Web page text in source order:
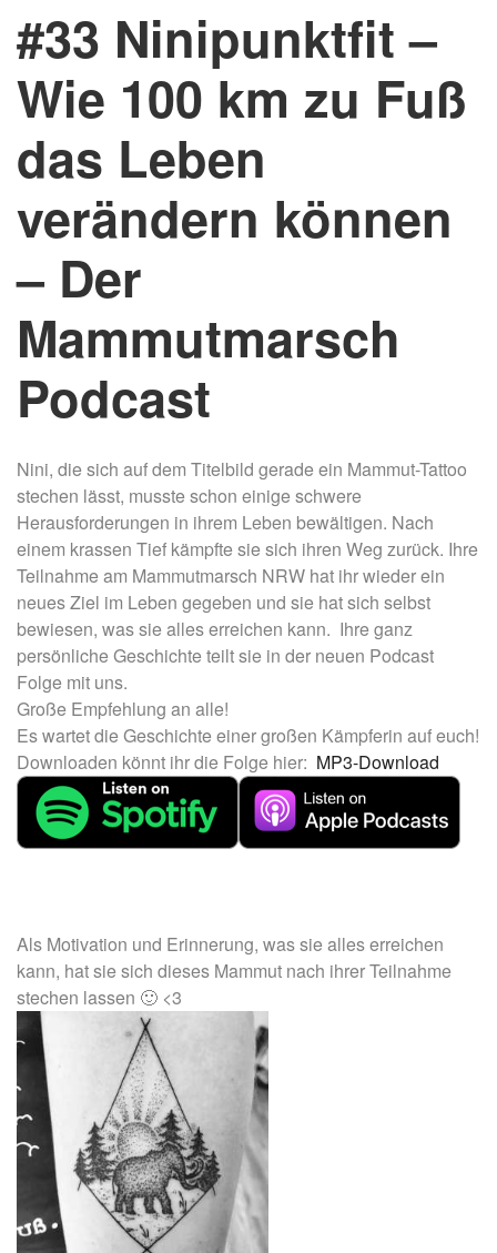
#33 Ninipunktfit –
Wie 100 km zu Fuß
das Leben
verändern können
– Der
Mammutmarsch
Podcast
Nini, die sich auf dem Titelbild gerade ein Mammut-Tattoo
stechen lässt, musste schon einige schwere
Herausforderungen in ihrem Leben bewältigen. Nach
einem krassen Tief kämpfte sie sich ihren Weg zurück. Ihre
Teilnahme am Mammutmarsch NRW hat ihr wieder ein
neues Ziel im Leben gegeben und sie hat sich selbst
bewiesen, was sie alles erreichen kann. Ihre ganz
persönliche Geschichte teilt sie in der neuen Podcast
Folge mit uns.
Große Empfehlung an alle!
Es wartet die Geschichte einer großen Kämpferin auf euch!
Downloaden könnt ihr die Folge hier: MP3-Download
Als Motivation und Erinnerung, was sie alles erreichen
kann, hat sie sich dieses Mammut nach ihrer Teilnahme
stechen lassen 🙂 <3